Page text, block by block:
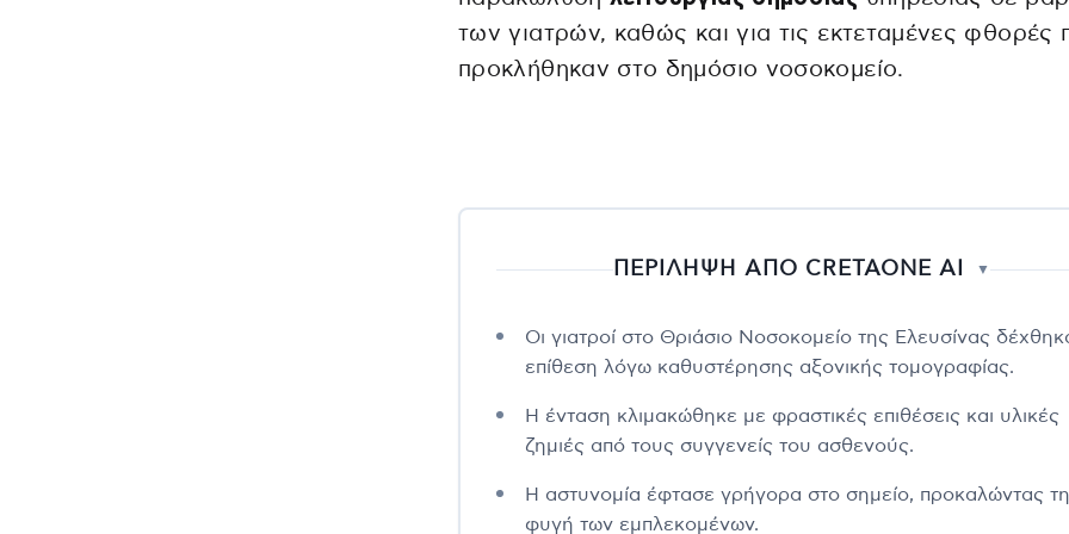
των γιατρών, καθώς και για τις εκτεταμένες φθορές
προκλήθηκαν στο δημόσιο νοσοκομείο.
ΠΕΡΙΛΗΨΗ ΑΠΟ CRETAONE AI ▼
Οι γιατροί στο Θριάσιο Νοσοκομείο της Ελευσίνας
επίθεση λόγω καθυστέρησης αξονικής τομογραφίας.
Η ένταση κλιμακώθηκε με φραστικές επιθέσεις και υλικές
ζημιές από τους συγγενείς του ασθενούς.
Η αστυνομία έφτασε γρήγορα στο σημείο, προκαλώντας τη
φυγή των εμπλεκομένων.